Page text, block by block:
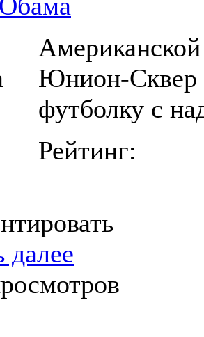
Юнион-Сквер
футболку с
Рейтинг:
далее